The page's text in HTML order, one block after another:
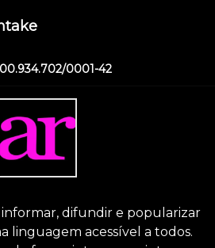
0001-42
informar, difundir e popularizar
linguagem acessível a todos.